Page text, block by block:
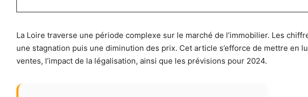
La Loire traverse une période complexe sur le marché de l’immobilier. Les
une stagnation puis une diminution des prix. Cet article s’efforce de mettre
ventes, l’impact de la légalisation, ainsi que les prévisions pour 2024.